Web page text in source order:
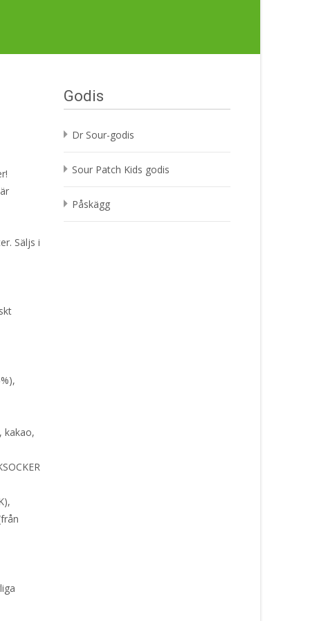
Säljs i
kakao,
Godis
Dr Sour-godis
Sour Patch Kids godis
Påskägg